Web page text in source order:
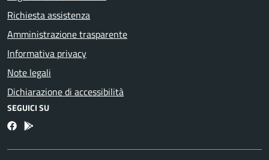
Richiesta assistenza
Amministrazione trasparente
Informativa privacy
Note legali
Dichiarazione di accessibilità
SEGUICI SU
FacebookBosa inApp